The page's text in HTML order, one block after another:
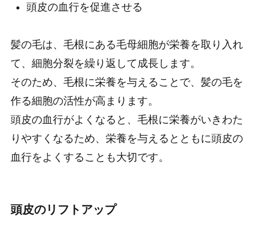
頭皮の血行を促進させる
髪の毛は、毛根にある毛母細胞が栄養を取り入れ
て、細胞分裂を繰り返して成長します。
そのため、毛根に栄養を与えることで、髪の毛を
作る細胞の活性が高まります。
頭皮の血行がよくなると、毛根に栄養がいきわた
りやすくなるため、栄養を与えるとともに頭皮の
血行をよくすることも大切です。
頭皮のリフトアップ